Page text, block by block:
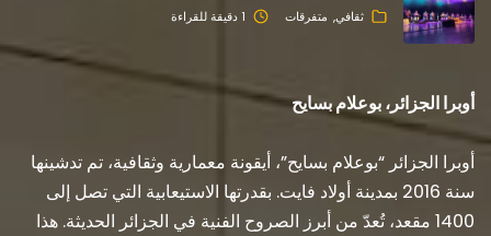
ثقافي متفرقات 1 دقيقة للقراءة
أوبرا الجزائر، بوعلام بسايح
أوبرا الجزائر “بوعلام بسايح”، أيقونة معمارية وثقافية، تم تدشينها
سنة 2016 بمدينة أولاد فايت. بقدرتها الاستيعابية التي تصل إلى
1400 مقعد، تُعدّ من أبرز الصروح الفنية في الجزائر الحديثة. هذا